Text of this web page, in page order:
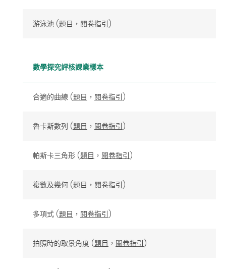
游泳池 (題目 ， 閱卷指引)
數學探究評核課業樣本
合適的曲線 (題目 ， 閱卷指引)
魯卡斯數列 (題目 ， 閱卷指引)
帕斯卡三角形 (題目 ， 閱卷指引)
複數及幾何 (題目 ， 閱卷指引)
多項式 (題目 ， 閱卷指引)
拍照時的取景角度 (題目 ， 閱卷指引)